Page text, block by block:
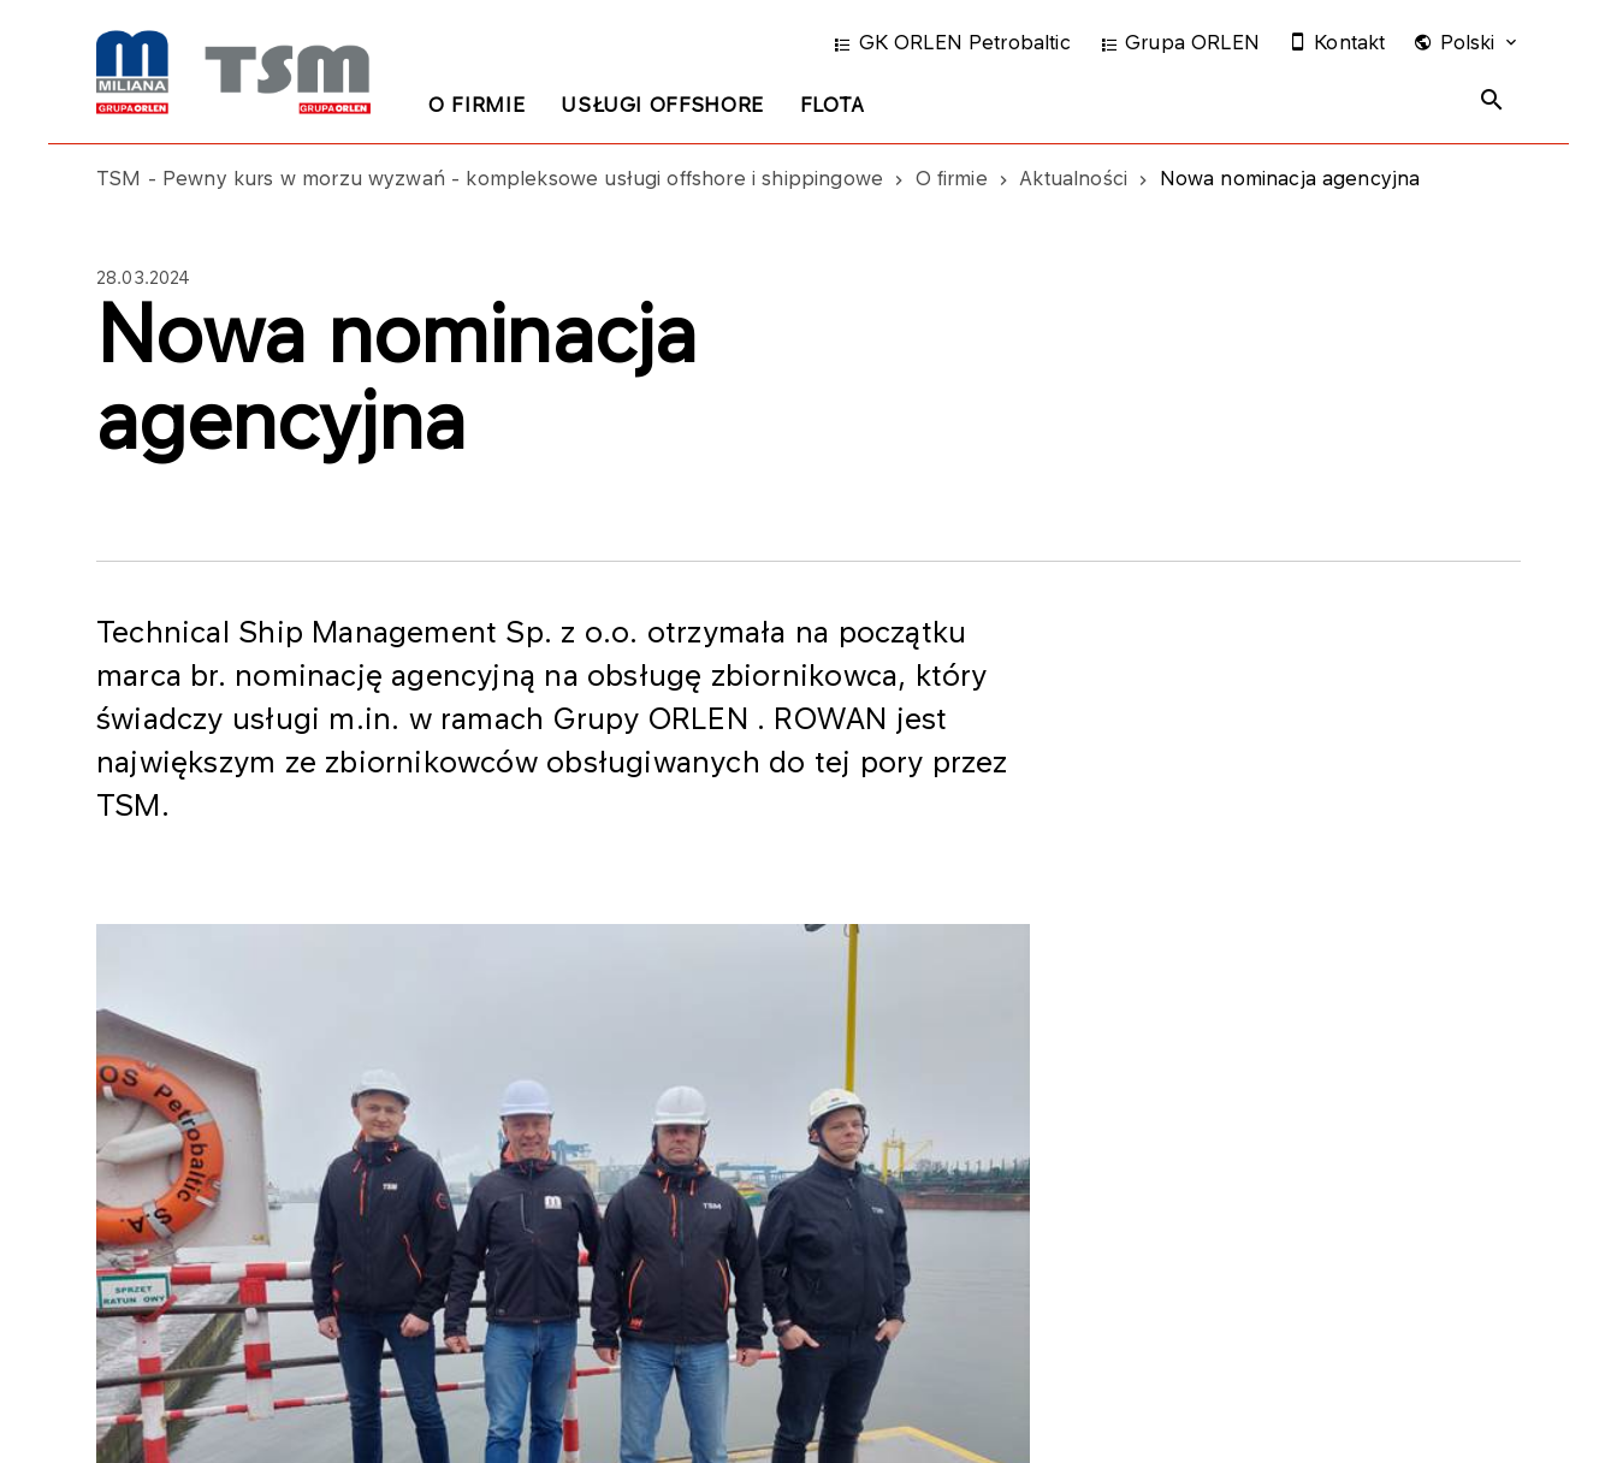
O FIRMIE USŁUGI OFFSHORE FLOTA
GK ORLEN Petrobaltic Grupa ORLEN Kontakt Polski
TSM - Pewny kurs w morzu wyzwań - kompleksowe usługi offshore i shippingowe O firmie Aktualności Nowa nominacja agencyjna
28.03.2024
Nowa nominacja
agencyjna
Technical Ship Management Sp. z o.o. otrzymała na początku
marca br. nominację agencyjną na obsługę zbiornikowca, który
świadczy usługi m.in. w ramach Grupy ORLEN . ROWAN jest
największym ze zbiornikowców obsługiwanych do tej pory przez
TSM.